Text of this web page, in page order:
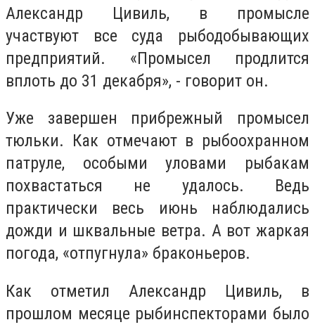
Александр Цивиль, в промысле
участвуют все суда рыбодобывающих
предприятий. «Промысел продлится
вплоть до 31 декабря», - говорит он.
Уже завершен прибрежный промысел
тюльки. Как отмечают в рыбоохранном
патруле, особыми уловами рыбакам
похвастаться не удалось. Ведь
практически весь июнь наблюдались
дожди и шквальные ветра. А вот жаркая
погода, «отпугнула» браконьеров.
Как отметил Александр Цивиль, в
прошлом месяце рыбинспекторами было